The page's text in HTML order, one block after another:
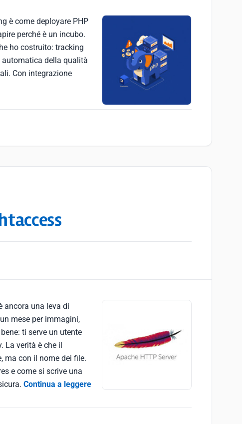
è come deployare PHP
perché è un incubo.
ho costruito: tracking
automatica della qualità
Con integrazione
ancora una leva di
mese per immagini,
ti serve un utente
La verità è che il
ma con il nome dei file.
e come si scrive una
Continua a leggere